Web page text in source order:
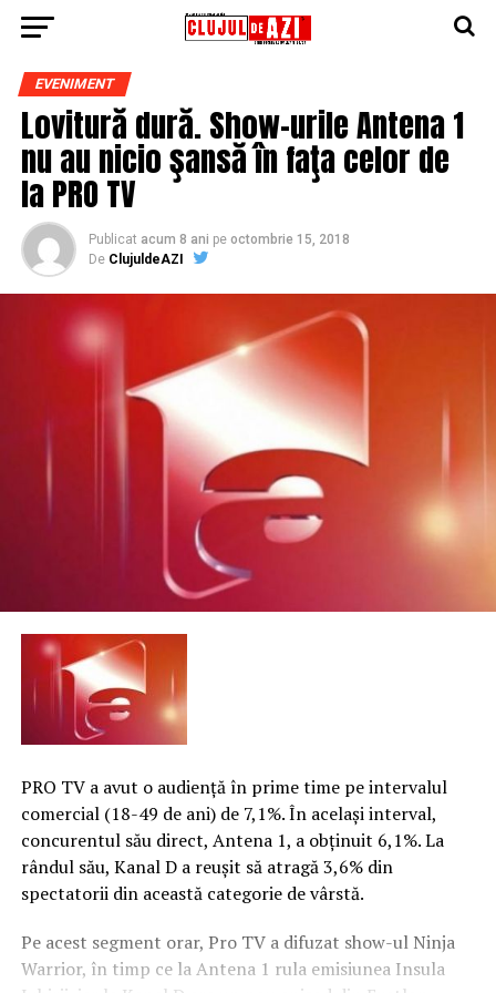
EVENIMENT
Lovitură dură. Show-urile Antena 1
nu au nicio şansă în faţa celor de
la PRO TV
Publicat acum 8 ani pe octombrie 15, 2018
De ClujuldeAZI
PRO TV a avut o audienţă în prime time pe intervalul
comercial (18-49 de ani) de 7,1%. În acelaşi interval,
concurentul său direct, Antena 1, a obţinuit 6,1%. La
rândul său, Kanal D a reuşit să atragă 3,6% din
spectatorii din această categorie de vârstă.
Pe acest segment orar, Pro TV a difuzat show-ul Ninja
Warrior, în timp ce la Antena 1 rula emisiunea Insula